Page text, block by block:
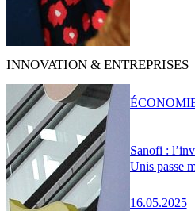
INNOVATION & ENTREPRISES
Sanofi :
Unis passe
16.05.2025